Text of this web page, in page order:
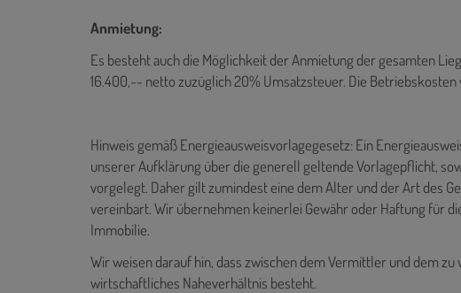
Anmietung:
Es besteht auch die Möglichkeit der Anmietung der gesamten
16.400,-- netto zuzüglich 20% Umsatzsteuer. Die
Hinweis gemäß Energieausweisvorlagegesetz: Ein
unserer Aufklärung über die generell geltende Vorlagepflicht,
vorgelegt. Daher gilt zumindest eine dem Alter und der Art des
vereinbart. Wir übernehmen keinerlei Gewähr oder Haftung für
Immobilie.
Wir weisen darauf hin, dass zwischen dem Vermittler und dem
wirtschaftliches Naheverhältnis besteht.